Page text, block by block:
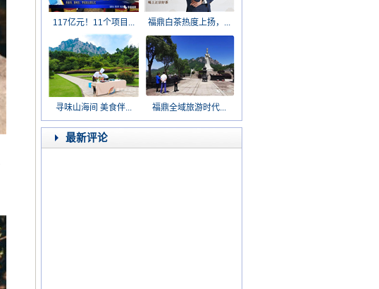
117亿元！11个项目... 福鼎白茶热度上扬，...
寻味山海间 美食伴... 福鼎全域旅游时代...
最新评论